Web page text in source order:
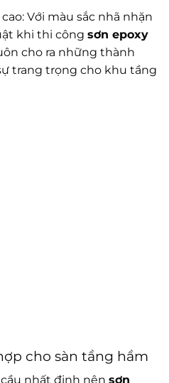
Với màu sắc nhã nhặn
khi thi công sơn epoxy
cho ra những thành
trang trọng cho khu tầng
cho sàn tầng hầm
nhất định nên sơn